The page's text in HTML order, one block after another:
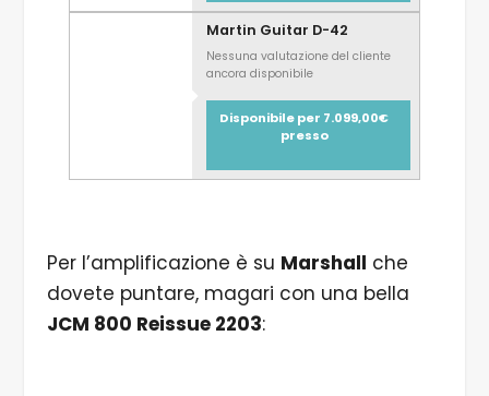
Martin Guitar D-42
Nessuna valutazione del cliente
ancora disponibile
Disponibile per 7.099,00€
presso
Per l’amplificazione è su Marshall che
dovete puntare, magari con una bella
JCM 800 Reissue 2203: